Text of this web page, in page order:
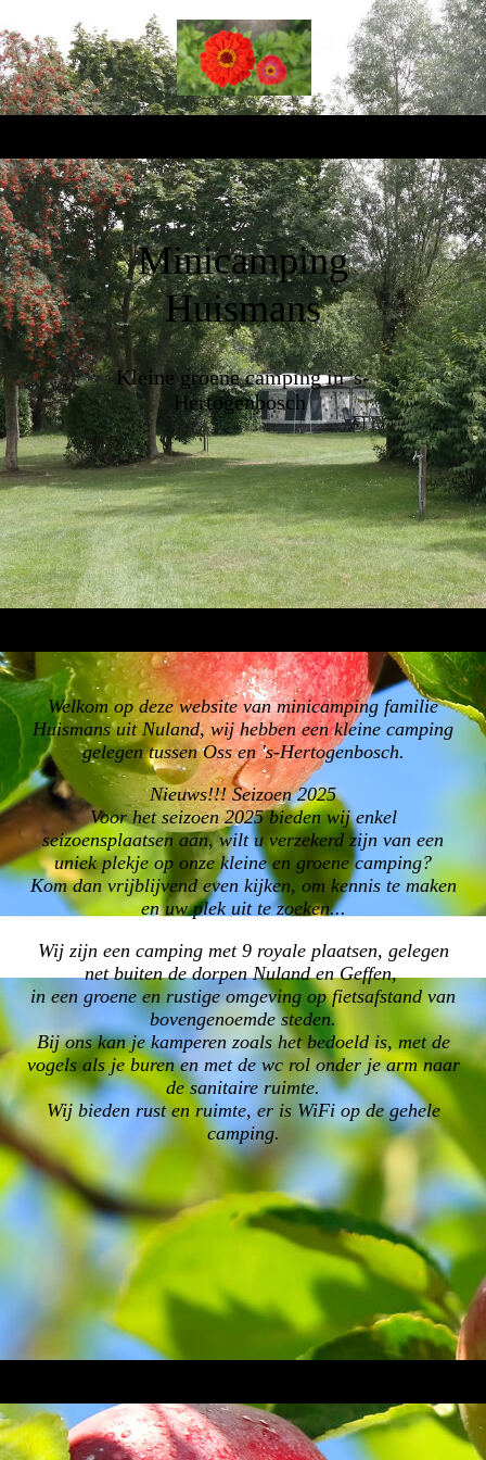
Minicamping
Huismans
Kleine groene camping in 's-
Hertogenbosch
Welkom op deze website van minicamping familie
Huismans uit Nuland, wij hebben een kleine camping
gelegen tussen Oss en 's-Hertogenbosch.
Nieuws!!! Seizoen 2025
Voor het seizoen 2025 bieden wij enkel
seizoensplaatsen aan, wilt u verzekerd zijn van een
uniek plekje op onze kleine en groene camping?
Kom dan vrijblijvend even kijken, om kennis te maken
en uw plek uit te zoeken...
Wij zijn een camping met 9 royale plaatsen, gelegen
net buiten de dorpen Nuland en Geffen,
in een groene en rustige omgeving op fietsafstand van
bovengenoemde steden.
Bij ons kan je kamperen zoals het bedoeld is, met de
vogels als je buren en met de wc rol onder je arm naar
de sanitaire ruimte.
Wij bieden rust en ruimte, er is WiFi op de gehele
camping.